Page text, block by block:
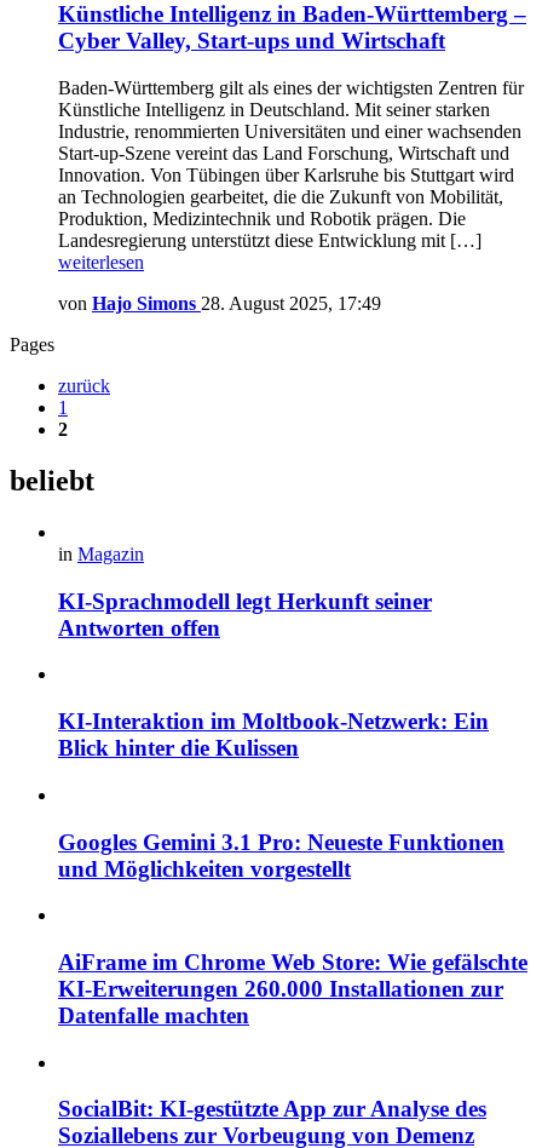
Künstliche Intelligenz in Baden-Württemberg –
Cyber Valley, Start-ups und Wirtschaft
Baden-Württemberg gilt als eines der wichtigsten Zentren für
Künstliche Intelligenz in Deutschland. Mit seiner starken
Industrie, renommierten Universitäten und einer wachsenden
Start-up-Szene vereint das Land Forschung, Wirtschaft und
Innovation. Von Tübingen über Karlsruhe bis Stuttgart wird
an Technologien gearbeitet, die die Zukunft von Mobilität,
Produktion, Medizintechnik und Robotik prägen. Die
Landesregierung unterstützt diese Entwicklung mit […]
weiterlesen
von Hajo Simons 28. August 2025, 17:49
Pages
zurück
1
2
beliebt
in Magazin
KI-Sprachmodell legt Herkunft seiner
Antworten offen
KI-Interaktion im Moltbook-Netzwerk: Ein
Blick hinter die Kulissen
Googles Gemini 3.1 Pro: Neueste Funktionen
und Möglichkeiten vorgestellt
AiFrame im Chrome Web Store: Wie gefälschte
KI-Erweiterungen 260.000 Installationen zur
Datenfalle machten
SocialBit: KI-gestützte App zur Analyse des
Soziallebens zur Vorbeugung von Demenz